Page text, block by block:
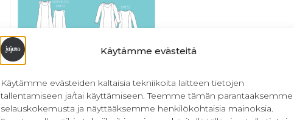
Käytämme evästeitä
Käytämme evästeiden kaltaisia tekniikoita laitteen tietojen
tallentamiseen ja/tai käyttämiseen. Teemme tämän parantaaksemme
selauskokemusta ja näyttääksemme henkilökohtaisia mainoksia.